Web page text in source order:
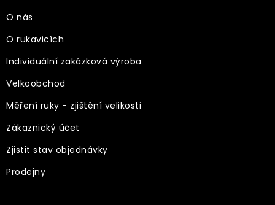
O nás
O rukavicích
Individuální zakázková výroba
Velkoobchod
Měření ruky - zjištění velikosti
Zákaznický účet
Zjistit stav objednávky
Prodejny